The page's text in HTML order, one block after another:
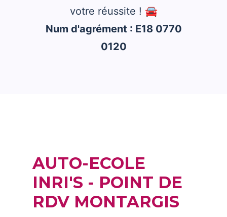
votre réussite ! 🚘
Num d'agrément : E18 0770
0120
AUTO-ECOLE
INRI'S - POINT DE
RDV MONTARGIS